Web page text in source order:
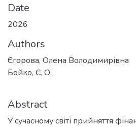
Date
2026
Authors
Єгорова, Олена Володимирівна
Бойко, Є. О.
Abstract
У сучасному світі прийняття